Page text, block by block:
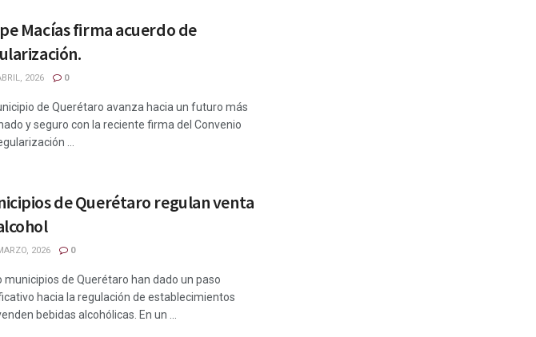
Macías firma acuerdo de
2026 0
de Querétaro avanza hacia un futuro más
y seguro con la reciente firma del Convenio
...
de Querétaro regulan venta
2026 0
municipios de Querétaro han dado un paso
hacia la regulación de establecimientos
bebidas alcohólicas. En un ...